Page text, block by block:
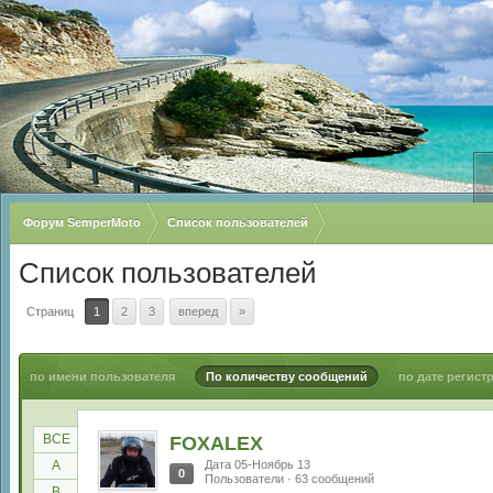
Форум SemperMoto Список пользователей
Список пользователей
Страниц 1 2 3 вперед »
по имени пользователя По количеству сообщений по дате
ВСЕ
A
FOXALEX
0
Дата 05-Ноябрь 13
Пользователи · 63 сообщений